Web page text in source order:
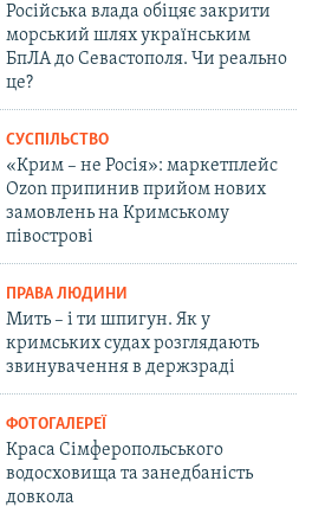
Російська влада обіцяє закрити
морський шлях українським
БпЛА до Севастополя. Чи реально
це?
СУСПІЛЬСТВО
«Крим – не Росія»: маркетплейс
Ozon припинив прийом нових
замовлень на Кримському
півострові
ПРАВА ЛЮДИНИ
Мить – і ти шпигун. Як у
кримських судах розглядають
звинувачення в держзраді
ФОТОГАЛЕРЕЇ
Краса Сімферопольського
водосховища та занедбаність
довкола